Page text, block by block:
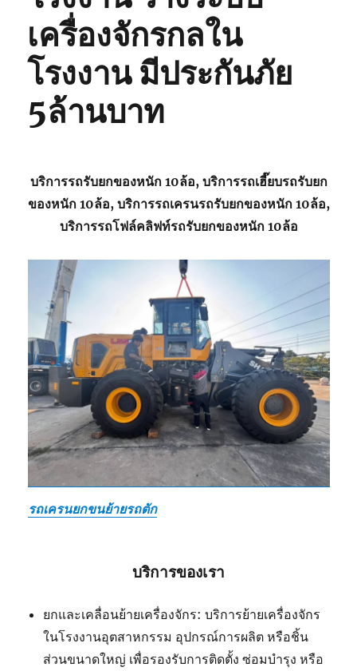
เครื่องจักรกลใน
โรงงาน มีประกันภัย
5ล้านบาท
บริการรถรับยกของหนัก 10ล้อ, บริการรถเฮี๊ยบรถรับยก
ของหนัก 10ล้อ, บริการรถเครนรถรับยกของหนัก 10ล้อ,
บริการรถโฟล์คลิฟท์รถรับยกของหนัก 10ล้อ
รถเครนยกขนย้ายรถตัก
บริการของเรา
ยกและเคลื่อนย้ายเครื่องจักร: บริการย้ายเครื่องจักร
ในโรงงานอุตสาหกรรม อุปกรณ์การผลิต หรือชิ้น
ส่วนขนาดใหญ่ เพื่อรองรับการติดตั้ง ซ่อมบำรุง หรือ